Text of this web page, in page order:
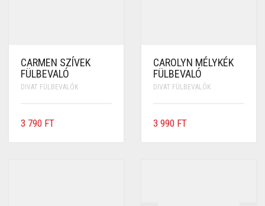
CARMEN SZÍVEK
FÜLBEVALÓ
DIVAT FÜLBEVALÓK
3 790 FT
CAROLYN MÉLYKÉK
FÜLBEVALÓ
DIVAT FÜLBEVALÓK
3 990 FT